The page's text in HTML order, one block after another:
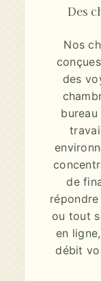
Des
Nos
des
de
ou tout
en
débit